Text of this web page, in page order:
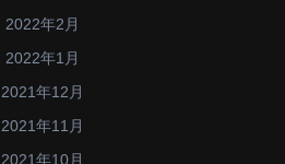
2022年2月
2022年1月
2021年12月
2021年11月
2021年10月